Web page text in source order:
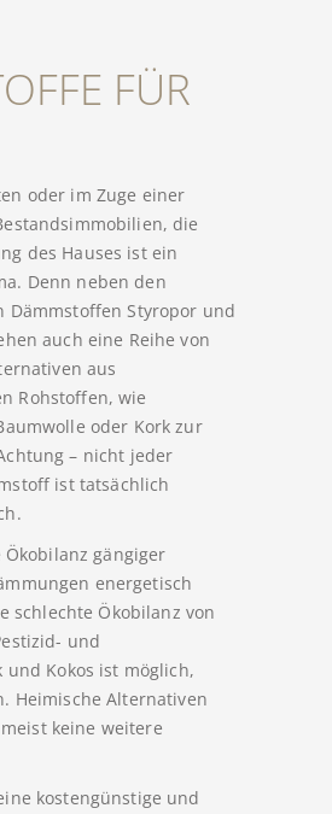
FÜR
oder im Zuge einer
die
des Hauses ist ein
Denn neben den
Dämmstoffen Styropor und
auch eine Reihe von
aus
Rohstoffen, wie
oder Kork zur
– nicht jeder
ist tatsächlich
gängiger
energetisch
schlechte Ökobilanz von
und
Kokos ist möglich,
Heimische Alternativen
keine weitere
kostengünstige und